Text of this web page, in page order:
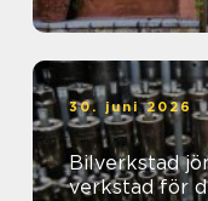
30. juni 2026
Bilverkstad jönköping
verkstad för